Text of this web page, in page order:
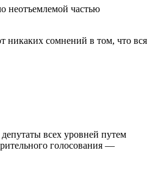
неотъемлемой частью
никаких сомнений в том, что вся
всех уровней путем
голосования —